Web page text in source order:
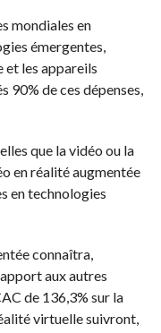
mondiales en
émergentes,
et les appareils
90% de ces dépenses,
que la vidéo ou la
en réalité augmentée
en technologies
connaîtra,
aux autres
de 136,3% sur la
virtuelle suivront,